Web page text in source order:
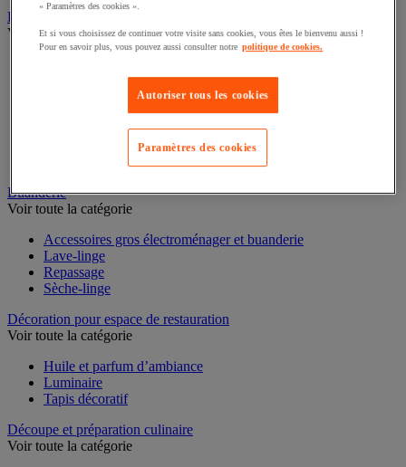
Batterie de cuisine
Voir toute la catégorie
Couvercle et accessoires
Marmite, cocotte et faitout
Plat à usage spécifique
Buanderie
Voir toute la catégorie
Accessoires gros électroménager et buanderie
Lave-linge
Repassage
Sèche-linge
Décoration pour espace de restauration
Voir toute la catégorie
Huile et parfum d’ambiance
Luminaire
Tapis décoratif
Découpe et préparation culinaire
Voir toute la catégorie
« Paramètres des cookies ».
Et si vous choisissez de continuer votre visite sans cookies, vous êtes le bienvenu aussi !
Pour en savoir plus, vous pouvez aussi consulter notre politique de cookies.
Autoriser tous les cookies
Paramètres des cookies